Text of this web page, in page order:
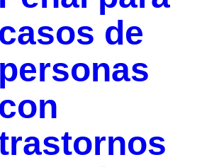
de
personas